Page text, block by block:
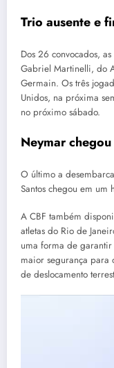
Trio ausente e
Dos 26 convocados,
Gabriel Martinelli, do
Germain. Os três
Unidos, na próxima
no próximo sábado.
Neymar
O último a
Santos chegou em
A CBF também
atletas do Rio de
uma forma de
maior segurança para
de deslocamento